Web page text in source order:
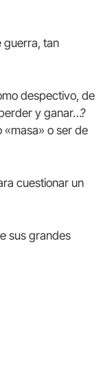
guerra, tan
despectivo, de
y ganar…?
«masa» o ser de
cuestionar un
sus grandes